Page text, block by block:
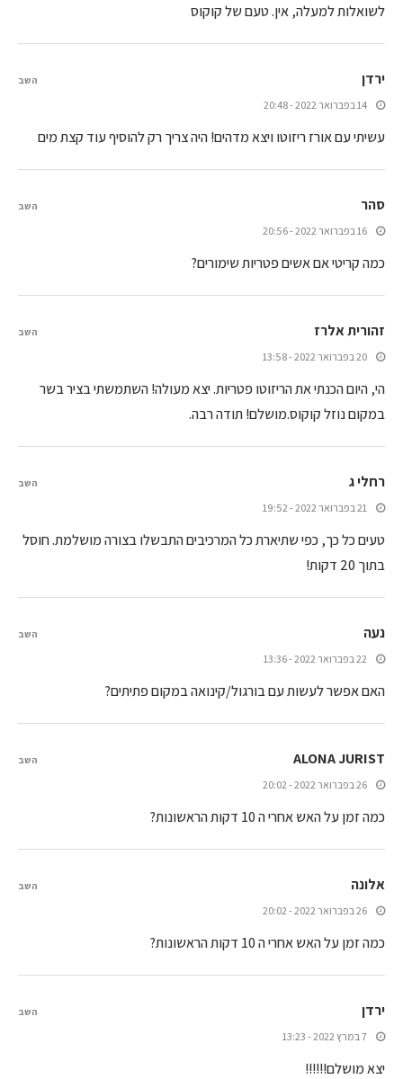
לשואלות למעלה, אין. טעם של קוקוס
ירדן
14 בפברואר 2022 - 20:48
עשיתי עם אורז ריזוטו ויצא מדהים! היה צריך רק להוסיף עוד קצת מים
השב
סהר
16 בפברואר 2022 - 20:56
כמה קריטי אם אשים פטריות שימורים?
השב
זהורית אלרז
20 בפברואר 2022 - 13:58
הי, היום הכנתי את הריזוטו פטריות. יצא מעולה! השתמשתי בציר בשר
במקום נוזל קוקוס.מושלם! תודה רבה.
השב
רחלי ג
21 בפברואר 2022 - 19:52
טעים כל כך, כפי שתיארת כל המרכיבים התבשלו בצורה מושלמת. חוסל
בתוך 20 דקות!
השב
נעה
22 בפברואר 2022 - 13:36
האם אפשר לעשות עם בורגול/קינואה במקום פתיתים?
השב
ALONA JURIST
26 בפברואר 2022 - 20:02
כמה זמן על האש אחרי ה 10 דקות הראשונות?
השב
אלונה
26 בפברואר 2022 - 20:02
כמה זמן על האש אחרי ה 10 דקות הראשונות?
השב
ירדן
7 במרץ 2022 - 13:23
יצא מושלם!!!!!!
השב